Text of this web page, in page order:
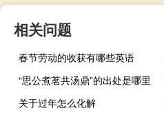
相关问题
春节劳动的收获有哪些英语
“思公煮茗共汤鼎”的出处是哪里
关于过年怎么化解